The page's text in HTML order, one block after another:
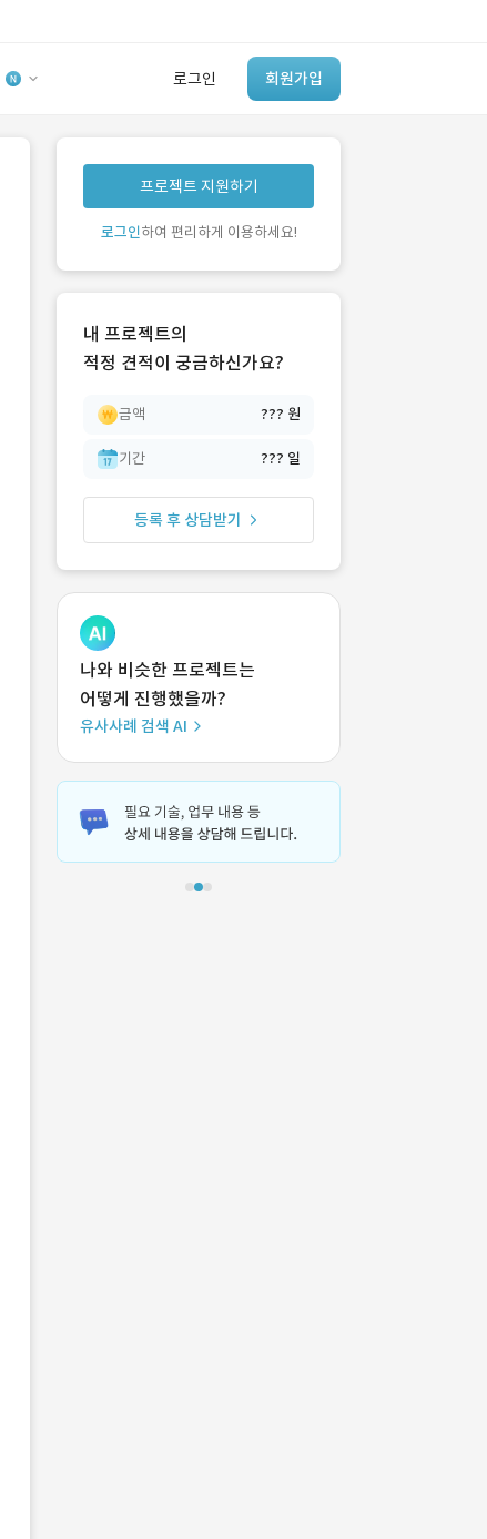
로그인 회원가입
유사사례 검색 AI
‘이런 거’ 만들어본
개발 회사 있어?
프로젝트 지원하기
로그인하여 편리하게 이용하세요!
내 프로젝트의
적정 견적이 궁금하신가요?
금액 ??? 원
기간 ??? 일
등록 후 상담받기
나와 비슷한 프로젝트는
어떻게 진행했을까?
유사사례 검색 AI